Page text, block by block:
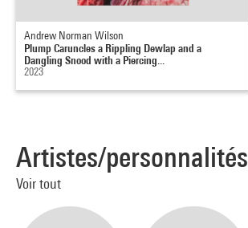
Andrew Norman Wilson
Plump Caruncles a Rippling Dewlap and a
Dangling Snood with a Piercing...
2023
Artistes/personnalités
Voir tout